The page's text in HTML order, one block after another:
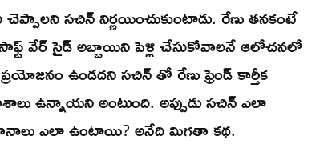
సచిన్ నిర్ణయించుకుంటాడు. రేణు తనకంటే
వేర్ సైడ్ అబ్బాయిని పెళ్లి చేసుకోవాలనే ఆలోచనలో
ఉండదని సచిన్ తో రేణు ఫ్రెండ్ కార్తీక
ఉన్నాయని అంటుంది. అప్పుడు సచిన్ ఎలా
ఎలా ఉంటాయి? అనేది మిగతా కథ.